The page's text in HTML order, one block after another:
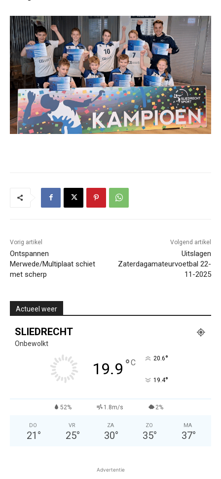
Vorig artikel
Ontspannen
Merwede/Multiplaat schiet
met scherp
Volgend artikel
Uitslagen
Zaterdagamateurvoetbal 22-
11-2025
Actueel weer
SLIEDRECHT
Onbewolkt
19.9 °C 20.6°
19.4°
52% 1.8m/s 2%
DO
21 °
VR
25°
ZA
30°
ZO
35°
MA
37°
Advertentie